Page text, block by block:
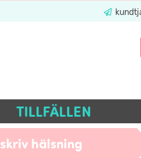
TILLFÄLLEN
skriv hälsning